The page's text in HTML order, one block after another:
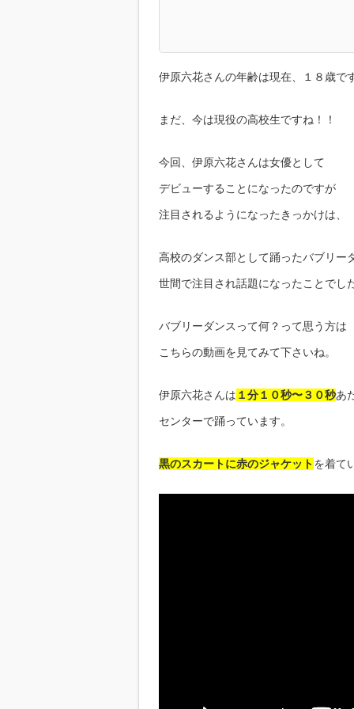
伊原六花さんの年齢は現在、１８歳です
まだ、今は現役の高校生ですね！！
今回、伊原六花さんは女優として
デビューすることになったのですが
注目されるようになったきっかけは、
高校のダンス部として踊ったバブリー
世間で注目され話題になったことでした
バブリーダンスって何？って思う方は
こちらの動画を見てみて下さいね。
伊原六花さんは １分１０秒〜３０秒あ
センターで踊っています。
黒のスカートに赤のジャケットを着て